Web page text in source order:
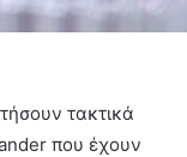
τακτικά
που έχουν